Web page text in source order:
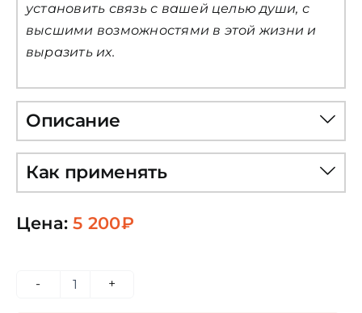
установить связь с вашей целью души, с
высшими возможностями в этой жизни и
выразить их.
Описание
Как применять
Цена:5 200₽
Количество